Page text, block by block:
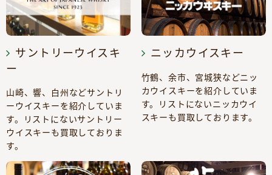
サントリーウイスキ
ー
山崎、響、白州などサントリ
ーウイスキーを紹介していま
す。リストにないサントリー
ウイスキーも買取しておりま
す。
ニッカウイスキー
竹鶴、余市、宮城狭などニッ
カウイスキーを紹介していま
す。リストにないニッカウイ
スキーも買取しております。